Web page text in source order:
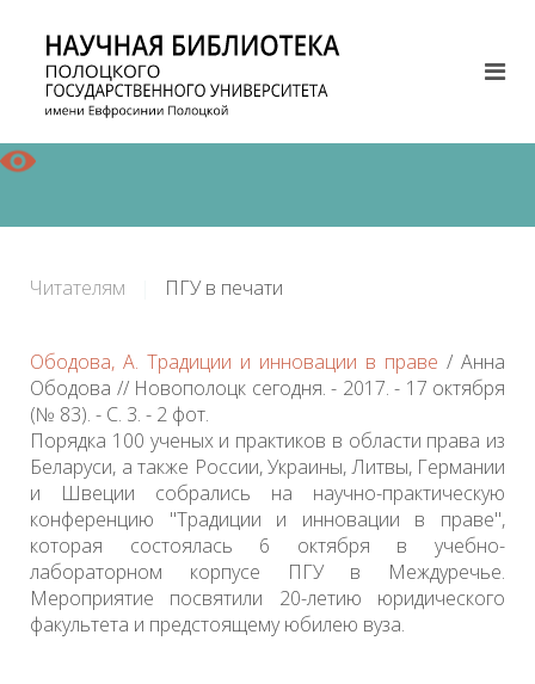
Читателям ПГУ в печати
Ободова, А. Традиции и инновации в праве / Анна
Ободова // Новополоцк сегодня. - 2017. - 17 октября
(№ 83). - С. 3. - 2 фот.
Порядка 100 ученых и практиков в области права из
Беларуси, а также России, Украины, Литвы, Германии
и Швеции собрались на научно-практическую
конференцию "Традиции и инновации в праве",
которая состоялась 6 октября в учебно-
лабораторном корпусе ПГУ в Междуречье.
Мероприятие посвятили 20-летию юридического
факультета и предстоящему юбилею вуза.